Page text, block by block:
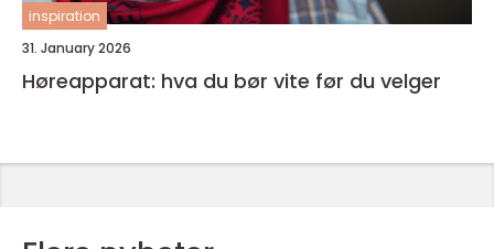
inspiration
31. January 2026
Høreapparat: hva du bør vite før du velger